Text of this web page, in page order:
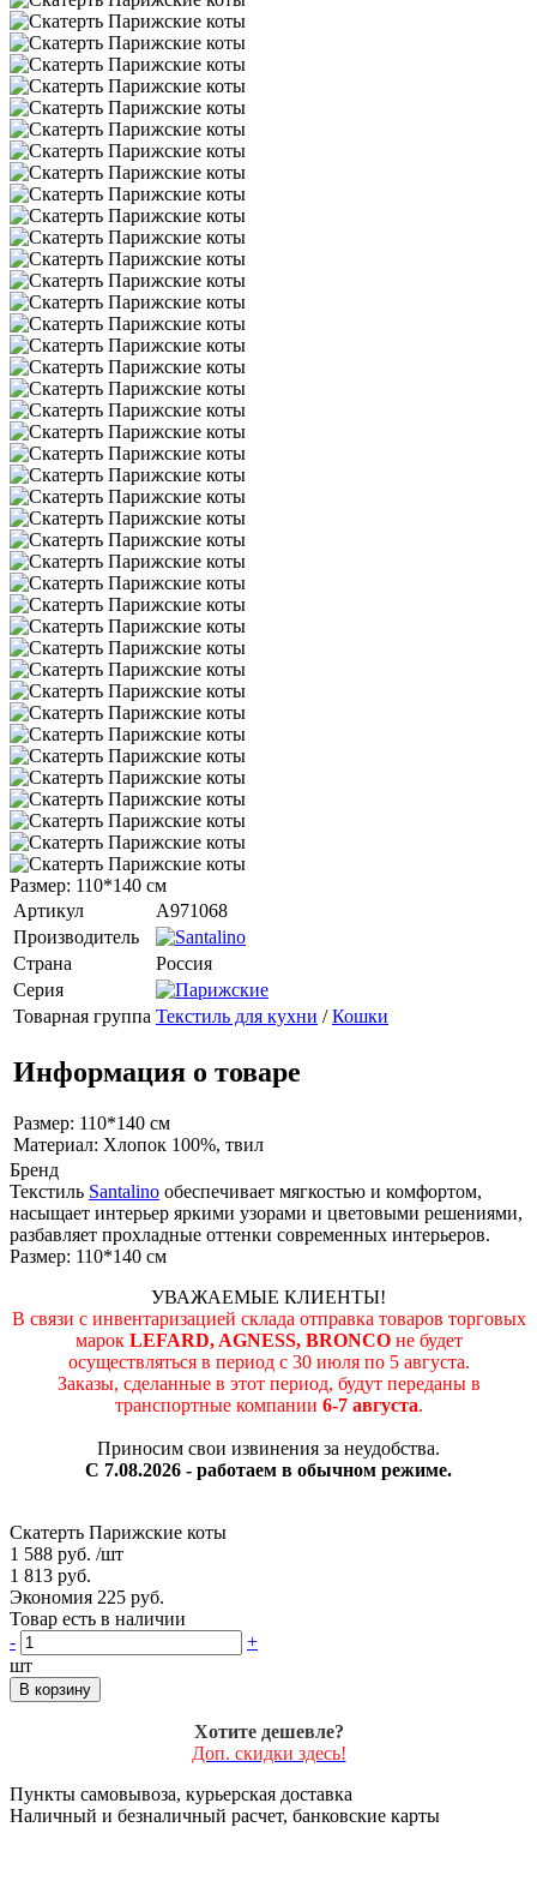
Размер: 110*140 см
Артикул
A971068
Производитель
Страна
Россия
Серия
Товарная группа Текстиль для кухни /Кошки
Информация о товаре
Размер: 110*140 см
Материал: Хлопок 100%, твил
Бренд
Текстиль Santalino обеспечивает мягкостью и комфортом,
насыщает интерьер яркими узорами и цветовыми решениями,
разбавляет прохладные оттенки современных интерьеров.
Размер: 110*140 см
УВАЖАЕМЫЕ КЛИЕНТЫ!
В связи с инвентаризацией склада отправка товаров торговых
марок LEFARD, AGNESS, BRONCOне будет
осуществляться в период c 30 июля по 5 августа.
Заказы, сделанные в этот период, будут переданы в
транспортные компании 6-7 августа.
Приносим свои извинения за неудобства.
С 7.08.2026 - работаем в обычном режиме.
Скатерть Парижские коты
1 588 руб. /шт
1 813 руб.
Экономия 225 руб.
Товар есть в наличии
-
+
шт
В корзину
Хотите дешевле?
Доп. скидки здесь!
Пункты самовывоза, курьерская доставка
Наличный и безналичный расчет, банковские карты